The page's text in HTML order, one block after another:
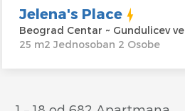
Jelena's Place
Beograd Centar ~ Gundulicev
25 m2 Jednosoban 2 Osobe